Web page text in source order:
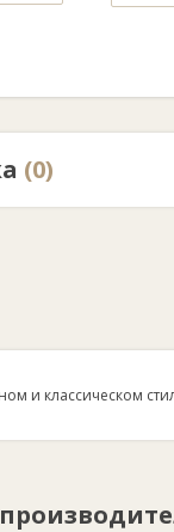
(0)
и классическом